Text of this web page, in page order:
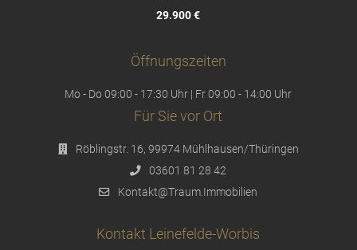
29.900 €
Öffnungszeiten
Mo - Do 09:00 - 17:30 Uhr | Fr 09:00 - 14:00 Uhr
Für Sie vor Ort
Röblingstr. 16, 99974 Mühlhausen/Thüringen
03601 81 28 42
Kontakt@Traum.Immobilien
Kontakt Leinefelde-Worbis